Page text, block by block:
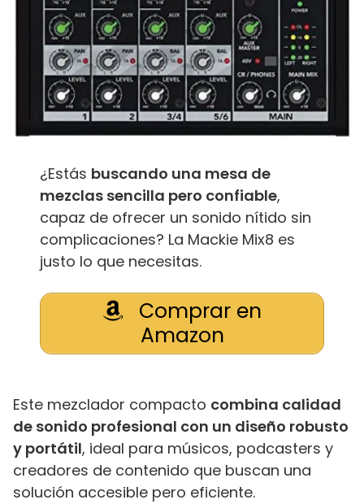
¿Estás buscando una mesa de
mezclas sencilla pero confiable,
capaz de ofrecer un sonido nítido sin
complicaciones? La Mackie Mix8 es
justo lo que necesitas.
Comprar en
Amazon
Este mezclador compacto combina calidad
de sonido profesional con un diseño robusto
y portátil, ideal para músicos, podcasters y
creadores de contenido que buscan una
solución accesible pero eficiente.